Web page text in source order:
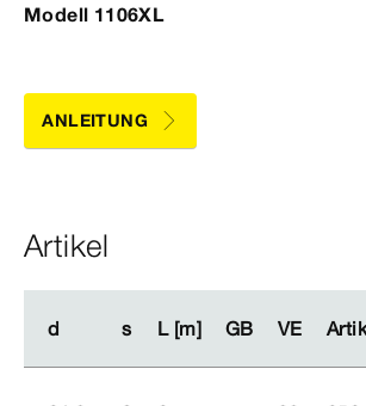
Modell 1106XL
ANLEITUNG
Artikel
d s L [m] GB VE
d s L [m] GB VE